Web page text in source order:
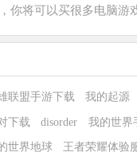
你将可以买很多电脑游
联盟手游下载 我的起源
下载 disorder 我的世界
世界地球 王者荣耀体验